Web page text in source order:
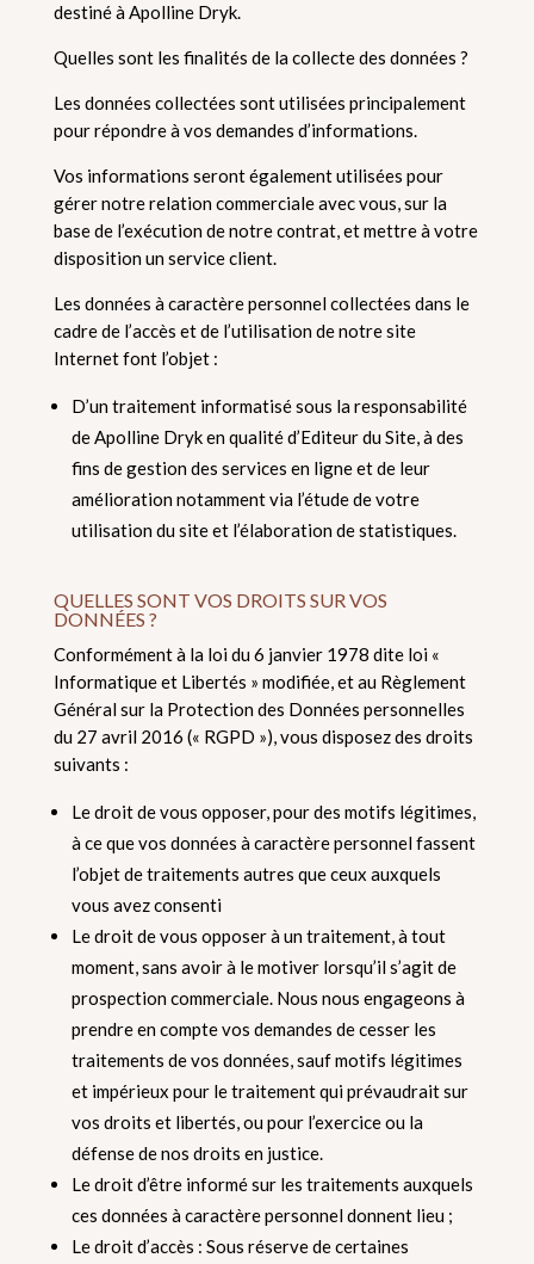
destiné à Apolline Dryk.
Quelles sont les finalités de la collecte des données ?
Les données collectées sont utilisées principalement
pour répondre à vos demandes d’informations.
Vos informations seront également utilisées pour
gérer notre relation commerciale avec vous, sur la
base de l’exécution de notre contrat, et mettre à votre
disposition un service client.
Les données à caractère personnel collectées dans le
cadre de l’accès et de l’utilisation de notre site
Internet font l’objet :
D’un traitement informatisé sous la responsabilité
de Apolline Dryk en qualité d’Editeur du Site, à des
fins de gestion des services en ligne et de leur
amélioration notamment via l’étude de votre
utilisation du site et l’élaboration de statistiques.
QUELLES SONT VOS DROITS SUR VOS
DONNÉES ?
Conformément à la loi du 6 janvier 1978 dite loi «
Informatique et Libertés » modifiée, et au Règlement
Général sur la Protection des Données personnelles
du 27 avril 2016 (« RGPD »), vous disposez des droits
suivants :
Le droit de vous opposer, pour des motifs légitimes,
à ce que vos données à caractère personnel fassent
l’objet de traitements autres que ceux auxquels
vous avez consenti
Le droit de vous opposer à un traitement, à tout
moment, sans avoir à le motiver lorsqu’il s’agit de
prospection commerciale. Nous nous engageons à
prendre en compte vos demandes de cesser les
traitements de vos données, sauf motifs légitimes
et impérieux pour le traitement qui prévaudrait sur
vos droits et libertés, ou pour l’exercice ou la
défense de nos droits en justice.
Le droit d’être informé sur les traitements auxquels
ces données à caractère personnel donnent lieu ;
Le droit d’accès : Sous réserve de certaines